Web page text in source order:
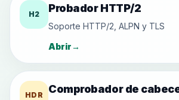
H2 Probador HTTP/2
Soporte HTTP/2, ALPN y TLS
Abrir→
HDR Comprobador de